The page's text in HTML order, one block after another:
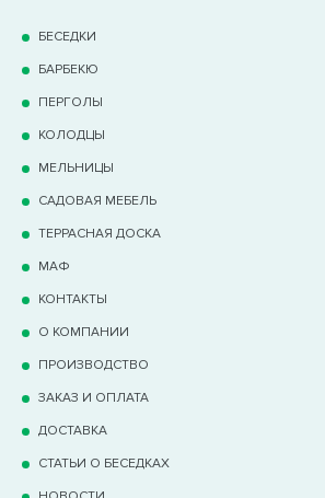
БЕСЕДКИ
БАРБЕКЮ
ПЕРГОЛЫ
КОЛОДЦЫ
МЕЛЬНИЦЫ
САДОВАЯ МЕБЕЛЬ
ТЕРРАCНАЯ ДОСКА
МАФ
КОНТАКТЫ
О КОМПАНИИ
ПРОИЗВОДСТВО
ЗАКАЗ И ОПЛАТА
ДОСТАВКА
СТАТЬИ О БЕСЕДКАХ
НОВОСТИ